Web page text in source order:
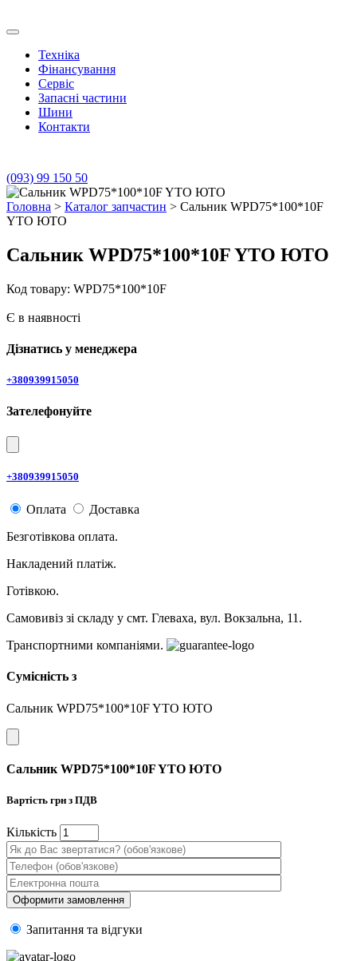
to
Техніка
Фінансування
Сервіс
Запасні частини
Шини
Контакти
(093) 99 150 50
Головна > Каталог запчастин > Сальник WPD75*100*10F
YTO ЮТО
Сальник WPD75*100*10F YTO ЮТО
Код товару: WPD75*100*10F
Є в наявності
Дізнатись у менеджера
+380939915050
Зателефонуйте
+380939915050
Оплата
Доставка
Безготівкова оплата.
Накладений платіж.
Готівкою.
Самовивіз зі складу у смт. Глеваха, вул. Вокзальна, 11.
Транспортними компаніями.
Сумісність з
Сальник WPD75*100*10F YTO ЮТО
Сальник WPD75*100*10F YTO ЮТО
Вартість грн з ПДВ
Кiлькiсть
Запитання та вiдгуки